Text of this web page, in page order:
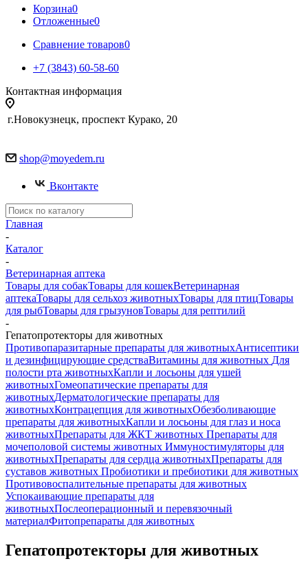
Корзина0
Отложенные0
Сравнение товаров0
+7 (3843) 60-58-60
Контактная информация
г.Новокузнецк, проспект Курако, 20
shop@moyedem.ru
Вконтакте
Главная
-
Каталог
-
Ветеринарная аптека
Товары для собакТовары для кошекВетеринарная
аптекаТовары для сельхоз животныхТовары для птицТовары
для рыбТовары для грызуновТовары для рептилий
-
Гепатопротекторы для животных
Противопаразитарные препараты для животныхАнтисептики
и дезинфицирующие средстваВитамины для животных Для
полости рта животныхКапли и лосьоны для ушей
животныхГомеопатические препараты для
животныхДерматологические препараты для
животныхКонтрацепция для животныхОбезболивающие
препараты для животныхКапли и лосьоны для глаз и носа
животныхПрепараты для ЖКТ животных Препараты для
мочеполовой системы животных Иммуностимуляторы для
животныхПрепараты для сердца животныхПрепараты для
суставов животных Пробиотики и пребиотики для животных
Противовоспалительные препараты для животных
Успокаивающие препараты для
животныхПослеоперационный и перевязочный
материалФитопрепараты для животных
Гепатопротекторы для животных